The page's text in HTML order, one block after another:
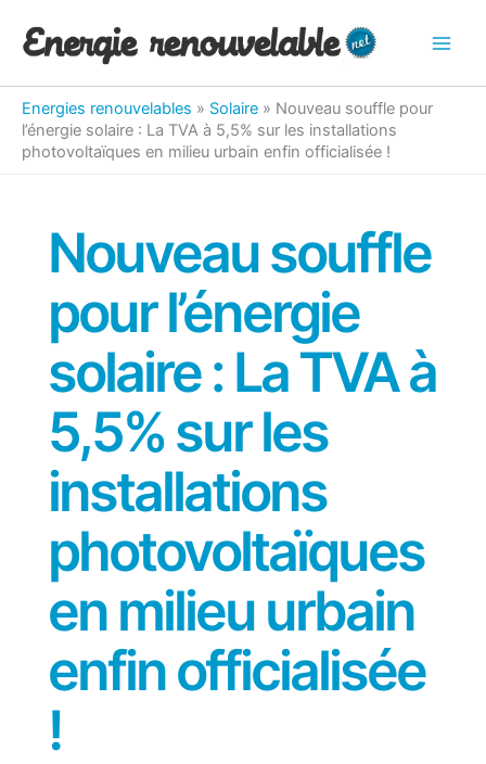
Energies renouvelables » Solaire » Nouveau souffle pour
l’énergie solaire : La TVA à 5,5% sur les installations
photovoltaïques en milieu urbain enfin officialisée !
Nouveau souffle
pour l’énergie
solaire : La TVA à
5,5% sur les
installations
photovoltaïques
en milieu urbain
enfin officialisée
!